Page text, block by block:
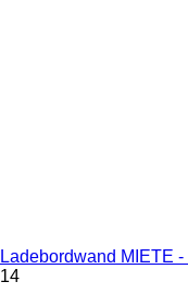
Ladebordwand MIETE
14